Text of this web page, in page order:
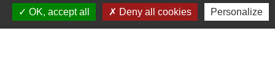
Pour votre santé, pratiquez une activité physique régulière
www.mangerbouger.fr
OK, accept all
Deny all cookies Personalize